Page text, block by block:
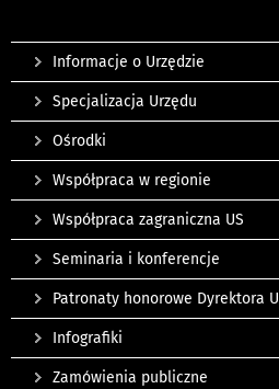
Informacje o Urzędzie
Specjalizacja Urzędu
Ośrodki
Współpraca w regionie
Współpraca zagraniczna US
Seminaria i konferencje
Patronaty honorowe Dyrektora
Infografiki
Zamówienia publiczne